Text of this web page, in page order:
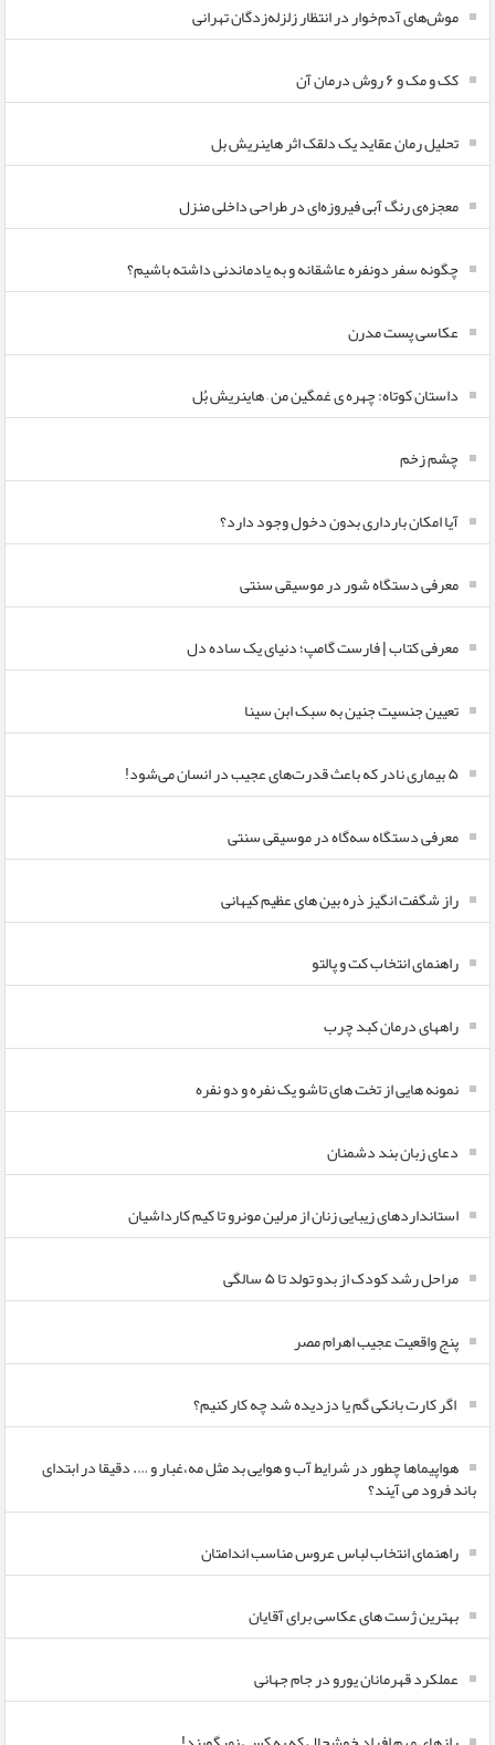
موش‌های آدم‌خوار در انتظار زلزله‌زدگان تهرانی
کک و مک و ۶ روش درمان آن
تحلیل رمان عقاید یک دلقک اثر هاینریش بل
معجزه‌ی رنگ آبی فیروزه‌ای در طراحی داخلی منزل
چگونه سفر دونفره عاشقانه و به یادماندنی داشته باشیم؟
عکاسی پست مدرن
داستان کوتاه: چهره ی غمگین من – هاینریش بُل
چشم زخم
آیا امکان بارداری بدون دخول وجود دارد؟
معرفی دستگاه شور در موسیقی سنتی
معرفی کتاب | فارست گامپ؛ دنیای یک ساده دل
تعیین جنسیت جنین به سبک ابن سینا
۵ بیماری نادر که باعث قدرت‌های عجیب در انسان می‌شود!
معرفی دستگاه سه‌گاه در موسیقی سنتی
راز شگفت انگیز ذره بین های عظیم کیهانی
راهنمای انتخاب کت و پالتو
راههای درمان کبد چرب
نمونه هایی از تخت های تاشو یک نفره و دو نفره
دعای زبان بند دشمنان
استانداردهای زیبایی زنان از مرلین مونرو تا کیم کارداشیان
مراحل رشد کودک از بدو تولد تا ۵ سالگی
پنج واقعیت عجیب اهرام مصر
اگر کارت بانکی گم یا دزدیده شد چه کار کنیم؟
هواپیماها چطور در شرایط آب و هوایی بد مثل مه،غبار و …. دقیقا در ابتدای
باند فرود می آیند؟
راهنمای انتخاب لباس عروس مناسب اندامتان
بهترین ژست های عکاسی برای آقایان
عملکرد قهرمانان یورو در جام جهانی